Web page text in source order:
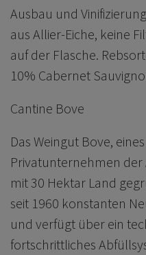
Ausbau und
aus Allier-Eiche, keine
auf der Flasche.
10% Cabernet
Cantine Bove
Das Weingut Bove,
Privatunternehmen
mit 30 Hektar Land
seit 1960 konstanten
und verfügt über ein
fortschrittliches